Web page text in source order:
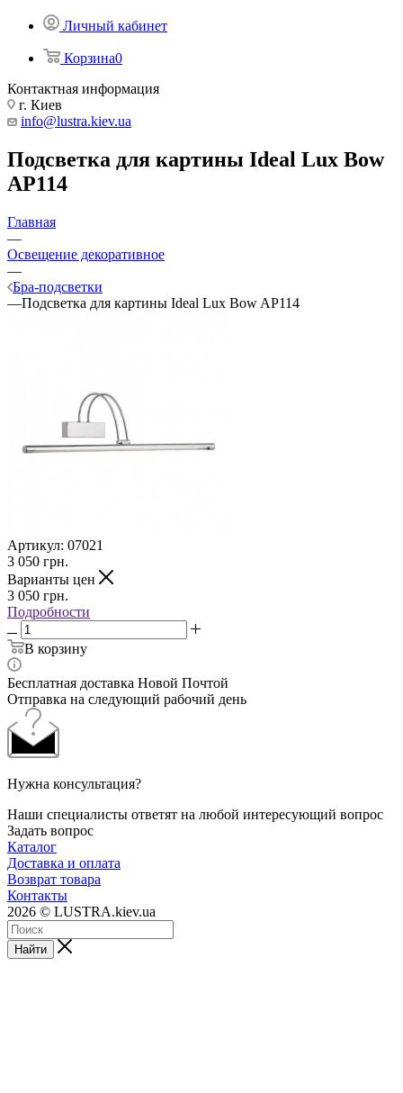
Личный кабинет
Корзина0
Контактная информация
г. Киев
info@lustra.kiev.ua
Подсветка для картины Ideal Lux Bow
AP114
Главная
—
Освещение декоративное
—
Бра-подсветки
—Подсветка для картины Ideal Lux Bow AP114
Артикул: 07021
3 050 грн.
Варианты цен
3 050 грн.
Подробности
В корзину
Бесплатная доставка Новой Почтой
Отправка на следующий рабочий день
Нужна консультация?
Наши специалисты ответят на любой интересующий вопрос
Задать вопрос
Каталог
Доставка и оплата
Возврат товара
Контакты
2026 © LUSTRA.kiev.ua
Найти